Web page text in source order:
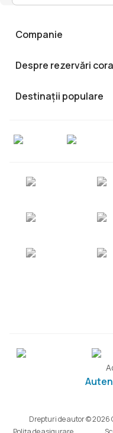
Companie
Despre rezervări
Destinații populare
Drepturi de autor © 2026